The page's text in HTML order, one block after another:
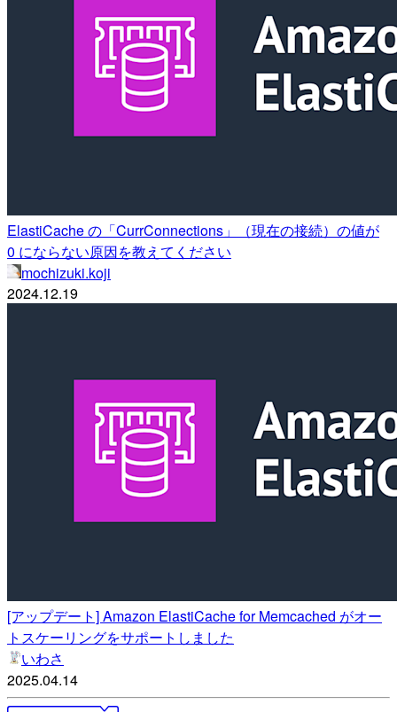
ElastiCache の「CurrConnections」（現在の接続）の値が
0 にならない原因を教えてください
mochizuki.koji
2024.12.19
[アップデート] Amazon ElastiCache for Memcached がオー
トスケーリングをサポートしました
いわさ
2025.04.14